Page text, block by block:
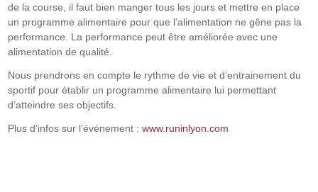
de la course, il faut bien manger tous les jours et mettre en place
un programme alimentaire pour que l’alimentation ne gêne pas la
performance. La performance peut être améliorée avec une
alimentation de qualité.
Nous prendrons en compte le rythme de vie et d’entrainement du
sportif pour établir un programme alimentaire lui permettant
d’atteindre ses objectifs.
Plus d’infos sur l’événement :www.runinlyon.com